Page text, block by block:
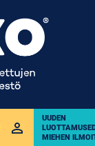
perm_identity
UUDEN
MIEHEN